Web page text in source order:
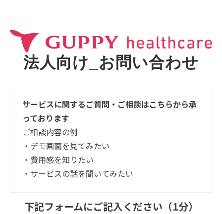
法人向け_お問い合わせ
サービスに関するご質問・ご相談はこちらから承
っております
ご相談内容の例
・デモ画面を見てみたい
・費用感を知りたい
・サービスの話を聞いてみたい
下記フォームにご記入ください（1分）